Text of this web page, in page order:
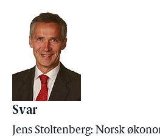
Svar
Jens Stoltenberg: Norsk